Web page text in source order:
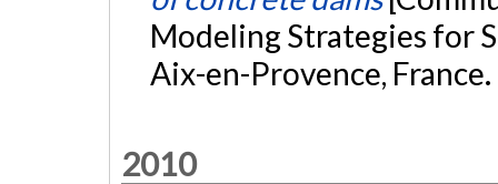
Modeling Strategies for
Aix-en-Provence, France.
2010